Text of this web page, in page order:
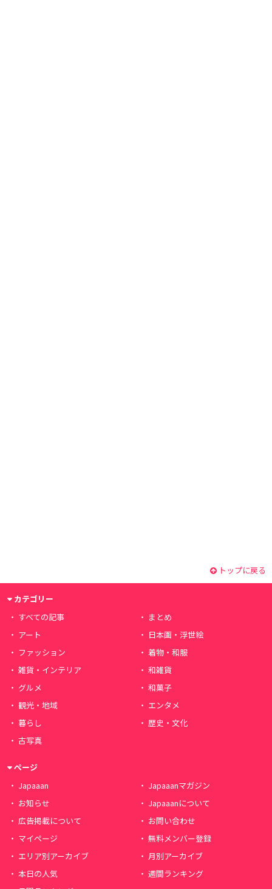
トップに戻る
カテゴリー
すべての記事
まとめ
アート
日本画・浮世絵
ファッション
着物・和服
雑貨・インテリア
和雑貨
グルメ
和菓子
観光・地域
エンタメ
暮らし
歴史・文化
古写真
ページ
Japaaan
Japaaanマガジン
お知らせ
Japaaanについて
広告掲載について
お問い合わせ
マイページ
無料メンバー登録
エリア別アーカイブ
月別アーカイブ
本日の人気
週間ランキング